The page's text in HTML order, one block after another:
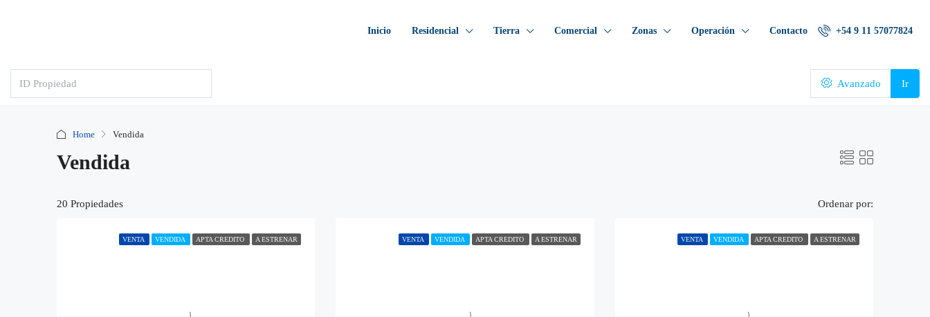
Inicio Residencial Tierra Comercial Zonas Operación Contacto +54 9 11 57077824
Avanzado Ir
Home Vendida
Vendida
20 Propiedades Ordenar por:
VENTA VENDIDA APTA CREDITO A ESTRENAR VENTA VENDIDA APTA CREDITO A ESTRENAR VENTA VENDIDA APTA CREDITO A ESTRENAR